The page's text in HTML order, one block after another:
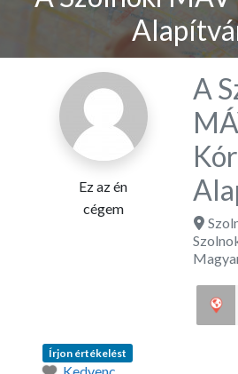
Ez az én
cégem
A
Írjon értékelést